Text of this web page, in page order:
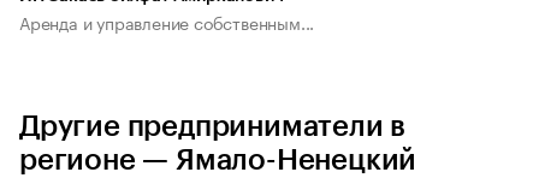
Аренда и управление собственным...
Другие предприниматели в
регионе — Ямало-Ненецкий